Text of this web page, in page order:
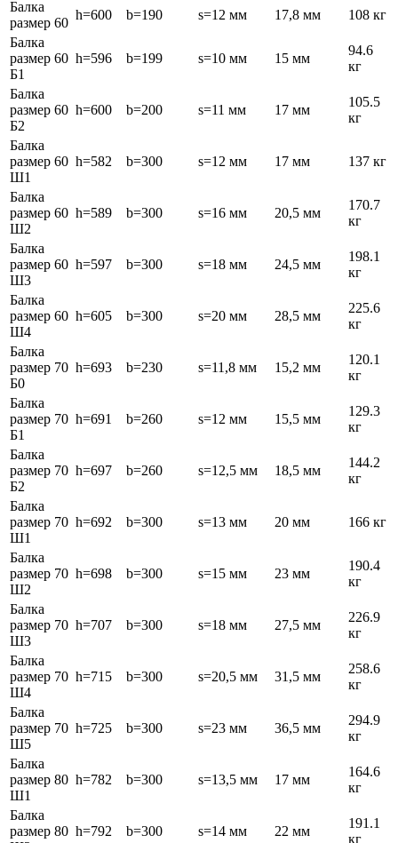
Балка
размер 60
h=600 b=190 s=12 мм 17,8 мм
108 кг
Балка
размер 60
Б1
h=596 b=199 s=10 мм 15 мм
94.6
кг
Балка
размер 60
Б2
h=600 b=200 s=11 мм 17 мм
105.5
кг
Балка
размер 60
Ш1
h=582 b=300 s=12 мм 17 мм 137 кг
Балка
размер 60
Ш2
h=589 b=300 s=16 мм 20,5 мм
170.7
кг
Балка
размер 60
Ш3
h=597 b=300 s=18 мм 24,5 мм
198.1
кг
Балка
размер 60
Ш4
h=605 b=300 s=20 мм 28,5 мм
225.6
кг
Балка
размер 70
Б0
h=693 b=230 s=11,8 мм 15,2 мм
120.1
кг
Балка
размер 70
Б1
h=691 b=260 s=12 мм 15,5 мм
129.3
кг
Балка
размер 70
Б2
h=697 b=260 s=12,5 мм 18,5 мм
144.2
кг
Балка
размер 70
Ш1
h=692 b=300 s=13 мм 20 мм 166 кг
Балка
размер 70
Ш2
h=698 b=300 s=15 мм 23 мм
190.4
кг
Балка
размер 70
Ш3
h=707 b=300 s=18 мм 27,5 мм
226.9
кг
Балка
размер 70
Ш4
h=715 b=300 s=20,5 мм 31,5 мм
258.6
кг
Балка
размер 70
Ш5
h=725 b=300 s=23 мм 36,5 мм
294.9
кг
Балка
размер 80
Ш1
h=782 b=300 s=13,5 мм 17 мм
164.6
кг
Балка
размер 80 h=792 b=300 s=14 мм 22 мм
191.1
кг